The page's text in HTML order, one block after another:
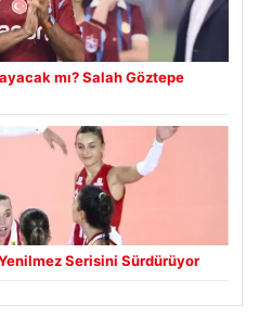
mı? Salah Göztepe
Serisini Sürdürüyor